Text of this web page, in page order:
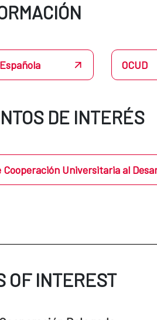
OCUD
DE INTERÉS
Universitaria al
OF INTEREST